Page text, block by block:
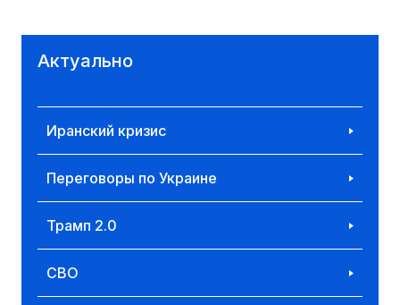
Актуально
Иранский кризис
Переговоры по Украине
Трамп 2.0
СВО